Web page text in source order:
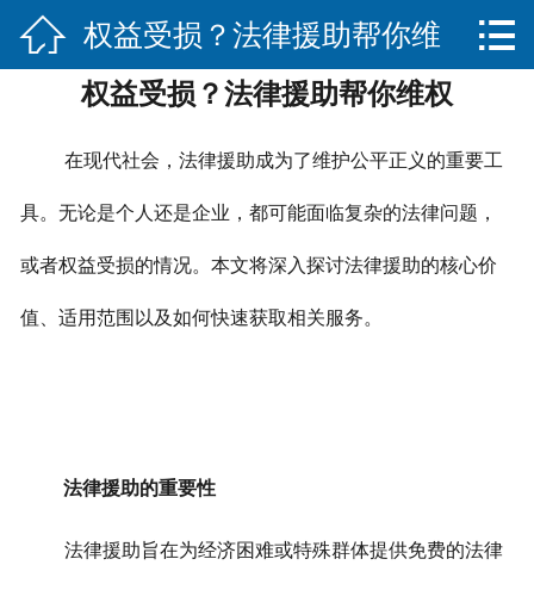
 网站首页
关于我们
服务项目
法律法规知识
合作伙伴
联系我们
 权益受损？法律援助帮你维
权

权益受损？法律援助帮你维权
在现代社会，法律援助成为了维护公平正义的重要工
具。无论是个人还是企业，都可能面临复杂的法律问题，
或者权益受损的情况。本文将深入探讨法律援助的核心价
值、适用范围以及如何快速获取相关服务。
法律援助的重要性
法律援助旨在为经济困难或特殊群体提供免费的法律